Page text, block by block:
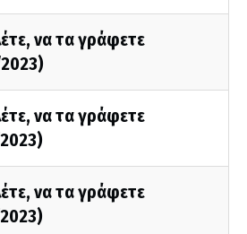
να τα γράφετε
να τα γράφετε
να τα γράφετε